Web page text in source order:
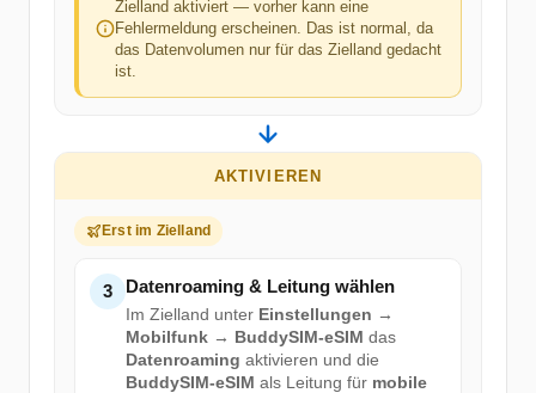
Zielland aktiviert — vorher kann eine
Fehlermeldung erscheinen. Das ist normal, da
das Datenvolumen nur für das Zielland gedacht
ist.
AKTIVIEREN
Erst im Zielland
3 Datenroaming & Leitung wählen
Im Zielland unter Einstellungen →
Mobilfunk → BuddySIM-eSIM das
Datenroaming aktivieren und die
BuddySIM-eSIM als Leitung für mobile